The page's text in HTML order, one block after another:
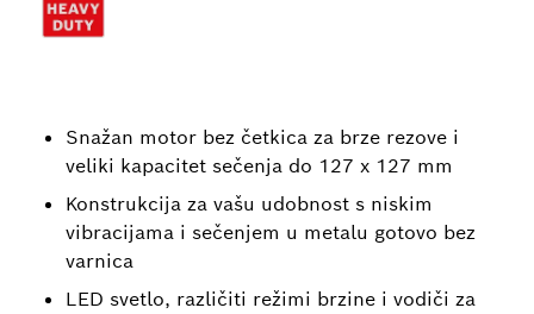
Snažan motor bez četkica za brze rezove i
veliki kapacitet sečenja do 127 x 127 mm
Konstrukcija za vašu udobnost s niskim
vibracijama i sečenjem u metalu gotovo bez
varnica
LED svetlo, različiti režimi brzine i vodiči za